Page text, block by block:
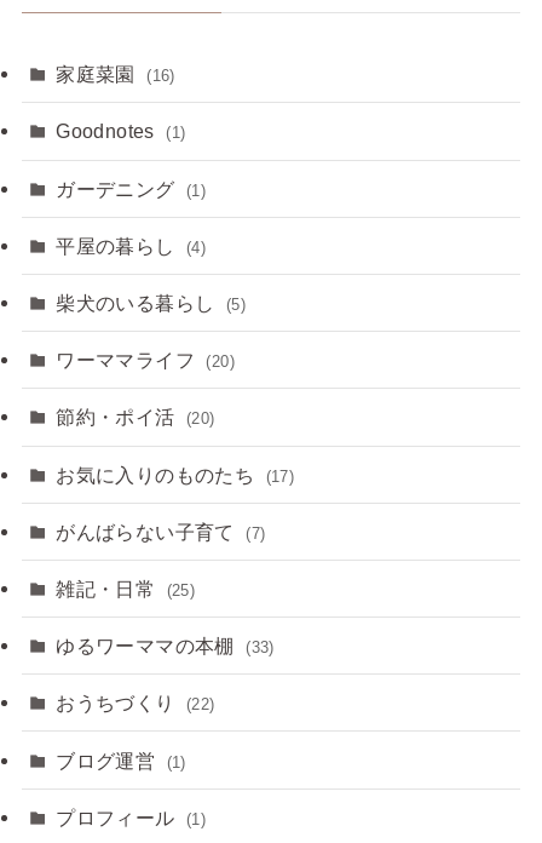
家庭菜園 (16)
Goodnotes (1)
ガーデニング (1)
平屋の暮らし (4)
柴犬のいる暮らし (5)
ワーママライフ (20)
節約・ポイ活 (20)
お気に入りのものたち (17)
がんばらない子育て (7)
雑記・日常 (25)
ゆるワーママの本棚 (33)
おうちづくり (22)
ブログ運営 (1)
プロフィール (1)